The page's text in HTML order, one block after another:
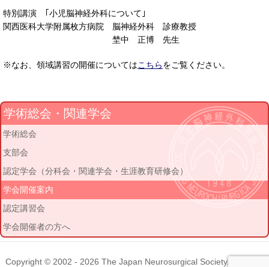
特別講演 ｢小児脳神経外科について｣
関西医科大学附属枚方病院 脳神経外科 診療教授
埜中 正博 先生
※なお、領域講習の開催についてはこちらをご覧ください。
学術総会・関連学会
学術総会
支部会
認定学会（分科会・関連学会・生涯教育研修会）
学会開催案内
認定講習会
学会開催者の方へ
Copyright © 2002 - 2026 The Japan Neurosurgical Society. All rights